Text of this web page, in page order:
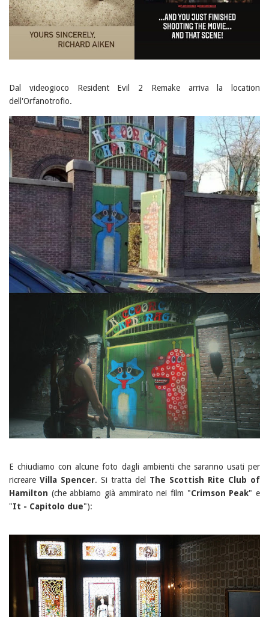
Dal videogioco Resident Evil 2 Remake arriva la location
dell'Orfanotrofio.
E chiudiamo con alcune foto dagli ambienti che saranno usati per
ricreare Villa Spencer. Si tratta del The Scottish Rite Club of
Hamilton (che abbiamo già ammirato nei film "Crimson Peak" e
"It - Capitolo due"):